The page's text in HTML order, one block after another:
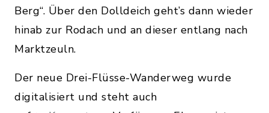
Berg“. Über den Dolldeich geht’s dann wieder
hinab zur Rodach und an dieser entlang nach
Marktzeuln.
Der neue Drei-Flüsse-Wanderweg wurde
digitalisiert und steht auch